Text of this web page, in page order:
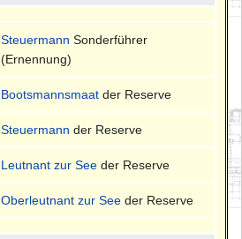
Steuermann Sonderführer
(Ernennung)
Bootsmannsmaat der Reserve
Steuermann der Reserve
Leutnant zur See der Reserve
Oberleutnant zur See der Reserve